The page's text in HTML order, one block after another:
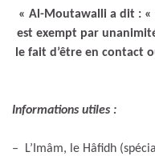
« Al-Moutawalli a dit : «
est exempt par
le fait d’être en contact
Informations utiles :
– L’Imâm, le Hâfidh